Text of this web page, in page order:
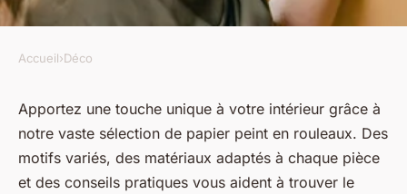
Papier peint rouleaux : trouvez
votre style et profitez de nos
promos
Accueil›Déco
Apportez une touche unique à votre intérieur grâce à
notre vaste sélection de papier peint en rouleaux. Des
motifs variés, des matériaux adaptés à chaque pièce
et des conseils pratiques vous aident à trouver le